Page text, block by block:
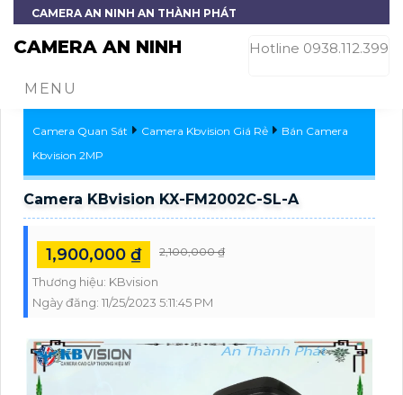
CAMERA AN NINH AN THÀNH PHÁT
CAMERA AN NINH Hotline 0938.112.399
MENU
Camera Quan Sát Camera Kbvision Giá Rẻ
Bán Camera
Kbvision 2MP
Camera KBvision KX-FM2002C-SL-A
1,900,000 ₫ 2,100,000 ₫
Thương hiệu: KBvision
Ngày đăng: 11/25/2023 5:11:45 PM